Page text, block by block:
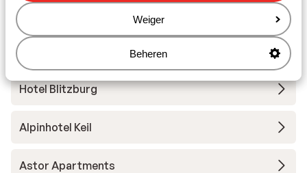
Weiger
Beheren
Hotel Monte Paraccia
Hotel Blitzburg
Alpinhotel Keil
Astor Apartments